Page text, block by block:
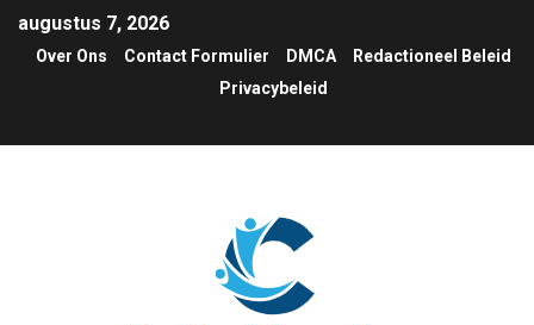
augustus 7, 2026
Over Ons Contact Formulier DMCA
Redactioneel Beleid
Privacybeleid